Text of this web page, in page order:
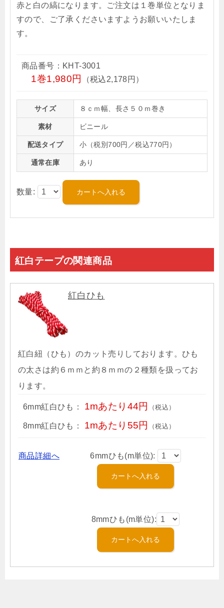
赤と白の縞になります。ご注文は１巻単位となりま
すので、ご了承くださいますようお願いいたしま
す。
商品番号：KHT-3001
1巻1,980円 （税込2,178円）
サイズ ８ｃｍ幅、長さ５０ｍ巻き
素材 ビニール
配送タイプ 小（税別700円／税込770円）
通常在庫 あり
数量:
紅白テープの関連商品
紅白ひも
紅白紐（ひも）のカット売りしております。ひも
の太さは約６ｍｍと約８ｍｍの２種類を扱ってお
ります。
6mm紅白ひも： 1mあたり44円 （税込）
8mm紅白ひも： 1mあたり55円 （税込）
商品詳細へ 6mmひも(m単位):
8mmひも(m単位):